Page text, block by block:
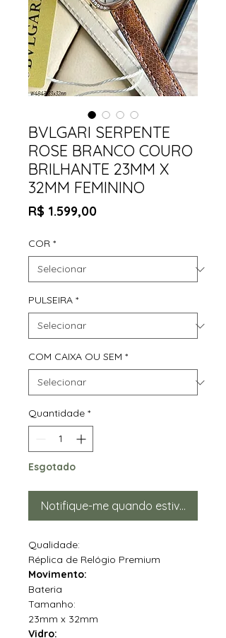
BVLGARI SERPENTE
ROSE BRANCO COURO
BRILHANTE 23MM X
32MM FEMININO
R$ 1.599,00Preço
COR *
PULSEIRA *
COM CAIXA OU SEM *
Quantidade *
Esgotado
Notifique-me quando estiver
Qualidade:
Réplica de Relógio Premium
Movimento:
Bateria
Tamanho:
23mm x 32mm
Vidro: